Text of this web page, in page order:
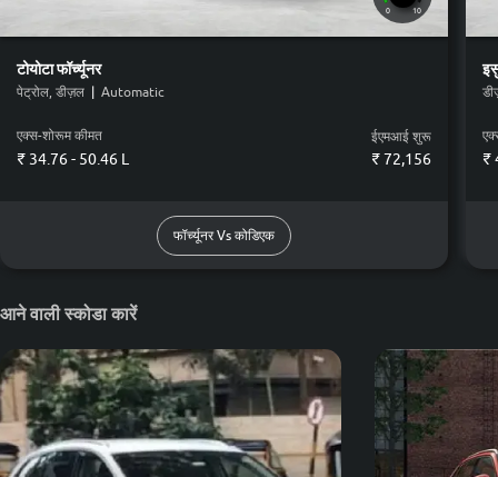
0 10
टोयोटाफॉर्च्यूनर
पेट्रोल, डीज़ल | Automatic
एक्स-शोरूम कीमत
₹ 34.76 - 50.46 L
ईएमआई शुरू
₹72,156
फॉर्च्यूनर Vs कोडिएक
₹
आने वाली स्कोडा कारें